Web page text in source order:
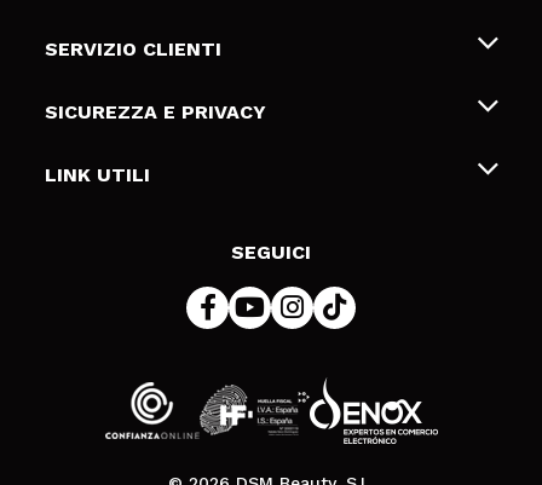
Chi siamo
Gift Cards
SERVIZIO CLIENTI
Spedizioni & Resi
Metodi di pagamamento
SICUREZZA E PRIVACY
Termini e condizioni
LINK UTILI
SEGUICI